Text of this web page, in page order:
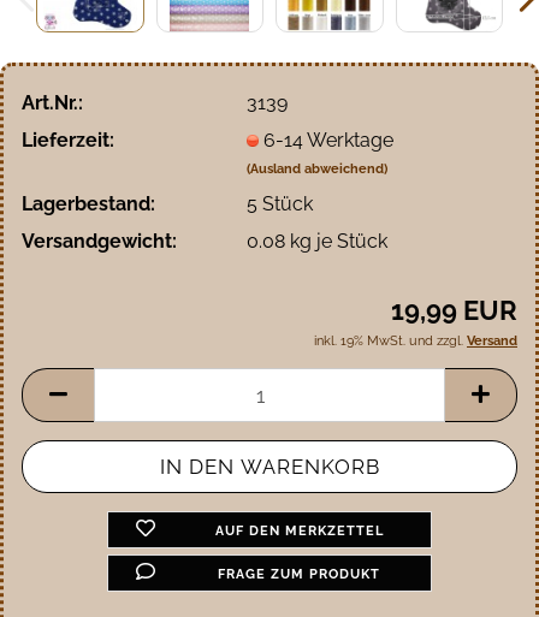
Art.Nr.:
3139
Lieferzeit:
6-14 Werktage
(Ausland abweichend)
Lagerbestand: 5 Stück
Versandgewicht:
0.08kg je Stück
19,99 EUR
inkl. 19% MwSt. und zzgl. Versand
AUF DEN MERKZETTEL
FRAGE ZUM PRODUKT